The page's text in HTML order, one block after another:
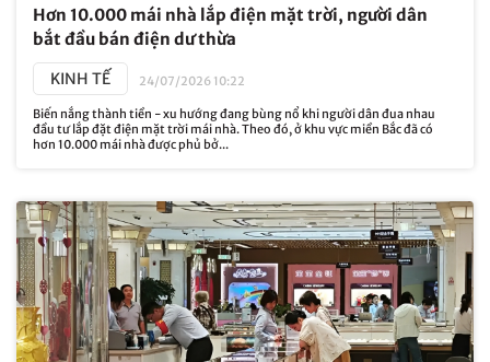
Hơn 10.000 mái nhà lắp điện mặt trời, người dân
bắt đầu bán điện dư thừa
KINH TẾ 24/07/2026 10:22
Biến nắng thành tiền - xu hướng đang bùng nổ khi người dân đua nhau
đầu tư lắp đặt điện mặt trời mái nhà. Theo đó, ở khu vực miền Bắc đã có
hơn 10.000 mái nhà được phủ bở...